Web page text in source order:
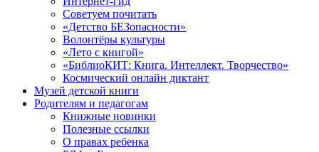
Советуем почитать
«Детство БЕЗопасности»
Волонтёры культуры
«Лето с книгой»
«БиблиоКИТ: Книга. Интеллект. Творчество»
Космический онлайн диктант
Музей детской книги
Родителям и педагогам
Книжные новинки
Полезные ссылки
О правах ребенка